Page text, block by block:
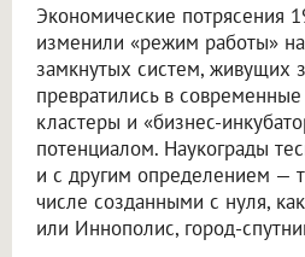
Экономические потрясения
изменили «режим работы»
замкнутых систем, живущих
превратились в
кластеры и «бизнес-
потенциалом. Наукограды
и с другим определением —
числе созданными с нуля,
или Иннополис, город-